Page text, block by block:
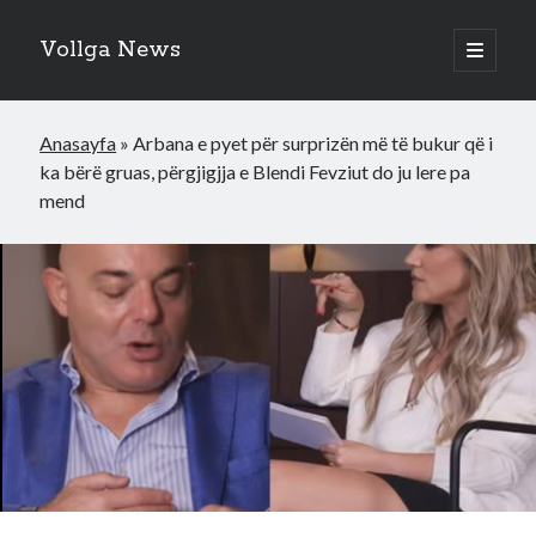
Vollga News
open
primary
Anasayfa »Arbana e pyet për surprizën më të bukur që i
ka bërë gruas, përgjigjja e Blendi Fevziut do ju lere pa
mend